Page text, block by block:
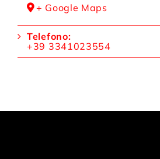
+ Google Maps
Telefono:
+39 3341023554